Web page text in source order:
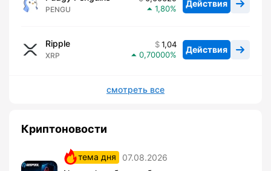
PENGU
1,80
Действия
Ripple
XRP
1,04
0,70000
Действия
смотреть все
Криптоновости
тема дня
07.08.2026